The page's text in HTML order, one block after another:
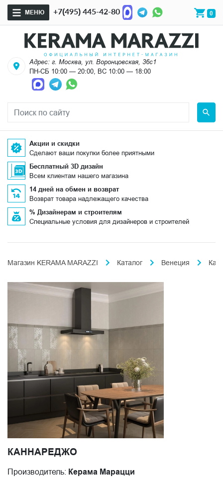
МЕНЮ +7(495) 445-42-80 0
Адрес: г. Москва, ул. Воронцовская, 36с1
ПН-СБ 10:00 — 20:00, ВС 10:00 — 18:00
Акции и скидки
Сделают ваши покупки более приятными
Бесплатный 3D дизайн
Всем клиентам нашего магазина
14 дней на обмен и возврат
Возврат товара надлежащего качества
% Дизайнерам и строителям
Специальные условия для дизайнеров и строителей
Магазин KERAMA MARAZZI Каталог Венеция
КАННАРЕДЖО
Производитель: Керама Марацци